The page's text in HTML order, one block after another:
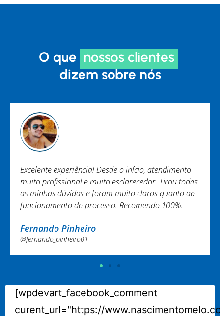
O que nossos clientes
dizem sobre nós
Trabalho EXCEPCIONAL não tenho nada a reclamar.
Equipe engajada e ágil. Em especial Murilo e
Brenner. Obrigada.
@nayaramelo02
[wpdevart_facebook_comment
curent_url="https://